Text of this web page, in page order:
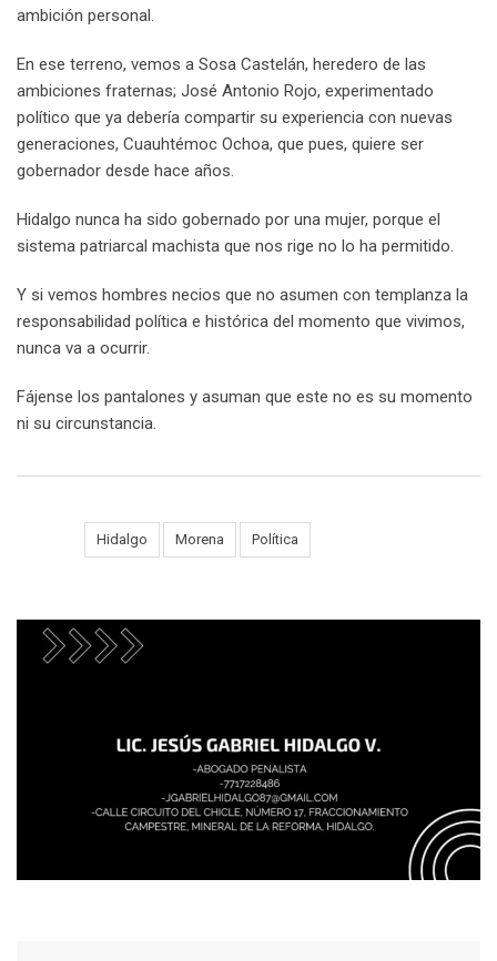
ambición personal.
En ese terreno, vemos a Sosa Castelán, heredero de las
ambiciones fraternas; José Antonio Rojo, experimentado
político que ya debería compartir su experiencia con nuevas
generaciones, Cuauhtémoc Ochoa, que pues, quiere ser
gobernador desde hace años.
Hidalgo nunca ha sido gobernado por una mujer, porque el
sistema patriarcal machista que nos rige no lo ha permitido.
Y si vemos hombres necios que no asumen con templanza la
responsabilidad política e histórica del momento que vivimos,
nunca va a ocurrir.
Fájense los pantalones y asuman que este no es su momento
ni su circunstancia.
Hidalgo Morena Política